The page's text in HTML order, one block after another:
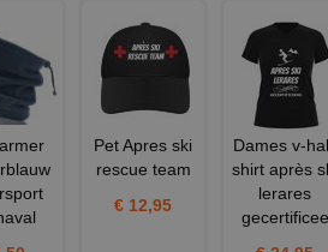
Pet Apres ski
rescue team
€ 12,95
Dames v-
shirt après
lerares
gecertificee